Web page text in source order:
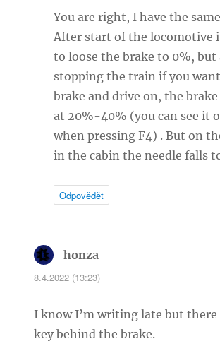
You are right, I have the
After start of the locomotive
to loose the brake to 0%, but
stopping the train if you
brake and drive on, the
at 20%-40% (you can see it
when pressing F4) . But on
in the cabin the needle falls
Odpovědět
honza
8.4.2022 (13:23)
I know I’m writing late but there
key behind the brake.